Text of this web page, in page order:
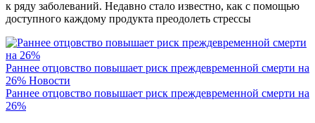
к ряду заболеваний. Недавно стало известно, как с помощью
доступного каждому продукта преодолеть стрессы
Раннее отцовство повышает риск преждевременной смерти на
26% Новости
Раннее отцовство повышает риск преждевременной смерти на
26%